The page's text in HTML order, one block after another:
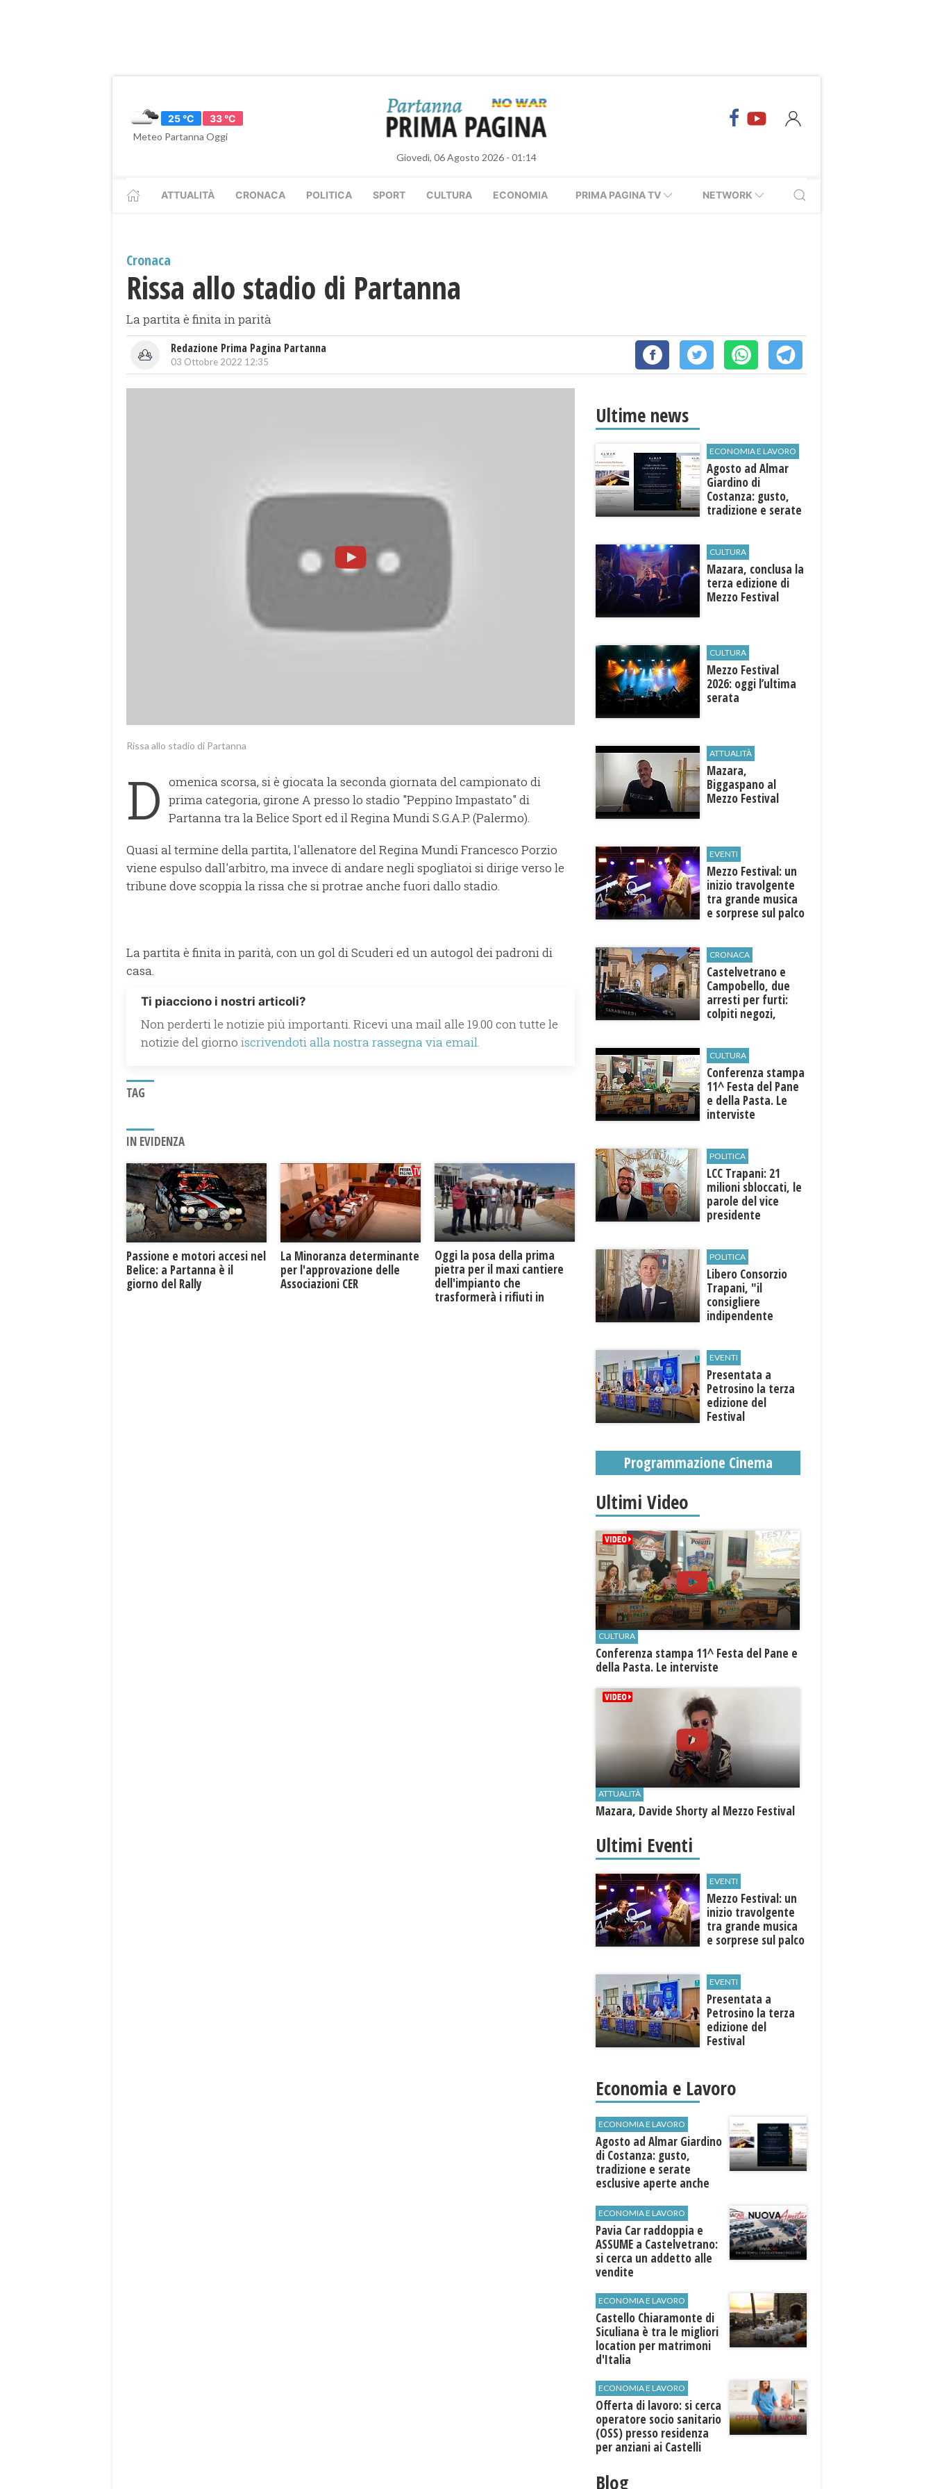
25 °C
33 °C
Meteo Partanna Oggi
Giovedì, 06 Agosto 2026 - 01:14
ATTUALITÀ CRONACA POLITICA SPORT CULTURA ECONOMIA PRIMA PAGINA TV NETWORK
Cronaca
Rissa allo stadio di Partanna
La partita è finita in parità
Redazione Prima Pagina Partanna
03 Ottobre 2022 12:35
Rissa allo stadio di Partanna
D omenica scorsa, si è giocata la seconda giornata del campionato di
prima categoria, girone A presso lo stadio "Peppino Impastato" di
Partanna tra la Belice Sport ed il Regina Mundi S.G.A.P. (Palermo).
Quasi al termine della partita, l'allenatore del Regina Mundi Francesco Porzio
viene espulso dall'arbitro, ma invece di andare negli spogliatoi si dirige verso le
tribune dove scoppia la rissa che si protrae anche fuori dallo stadio.
La partita è finita in parità, con un gol di Scuderi ed un autogol dei padroni di
casa.
Ti piacciono i nostri articoli?
Non perderti le notizie più importanti. Ricevi una mail alle 19.00 con tutte le
notizie del giorno iscrivendoti alla nostra rassegna via email.
TAG
IN EVIDENZA
Passione e motori accesi nel
Belice: a Partanna è il
giorno del Rally
La Minoranza determinante
per l'approvazione delle
Associazioni CER
Oggi la posa della prima
pietra per il maxi cantiere
dell'impianto che
trasformerà i rifiuti in
Ultime news
ECONOMIA E LAVORO
Agosto ad Almar
Giardino di
Costanza: gusto,
tradizione e serate
esterni
CULTURA
​Mazara, conclusa la
terza edizione di
Mezzo Festival
CULTURA
Mezzo Festival
2026: oggi l’ultima
serata
ATTUALITÀ
Mazara,
Biggaspano al
Mezzo Festival
EVENTI
Mezzo Festival: un
inizio travolgente
tra grande musica
e sorprese sul palco
CRONACA
Castelvetrano e
Campobello, due
arresti per furti:
colpiti negozi,
CULTURA
Conferenza stampa
11^ Festa del Pane
e della Pasta. Le
interviste
POLITICA
LCC Trapani: 21
milioni sbloccati, le
parole del vice
presidente
POLITICA
Libero Consorzio
Trapani, "il
consigliere
indipendente
governo"
EVENTI
Presentata a
Petrosino la terza
edizione del
Festival
"Voci dal
Mediterraneo"
Programmazione Cinema
Ultimi Video
CULTURA
Conferenza stampa 11^ Festa del Pane e
della Pasta. Le interviste
ATTUALITÀ
Mazara, Davide Shorty al Mezzo Festival
Ultimi Eventi
EVENTI
Mezzo Festival: un
inizio travolgente
tra grande musica
e sorprese sul palco
EVENTI
Presentata a
Petrosino la terza
edizione del
Festival
"Voci dal
Mediterraneo"
Economia e Lavoro
ECONOMIA E LAVORO
Agosto ad Almar Giardino
di Costanza: gusto,
tradizione e serate
esclusive aperte anche
ECONOMIA E LAVORO
Pavia Car raddoppia e
ASSUME a Castelvetrano:
si cerca un addetto alle
vendite
ECONOMIA E LAVORO
Castello Chiaramonte di
Siculiana è tra le migliori
location per matrimoni
d'Italia
ECONOMIA E LAVORO
Offerta di lavoro: si cerca
operatore socio sanitario
(OSS) presso residenza
per anziani ai Castelli
Blog